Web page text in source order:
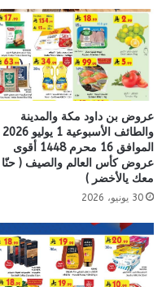
عروض بن داود مكة والمدينة
والطائف الأسبوعية 1 يوليو 2026
الموافق 16 محرم 1448 أقوى
عروض كأس العالم والصيف ( حنّا
معك يالأخضر )
30 يونيو، 2026